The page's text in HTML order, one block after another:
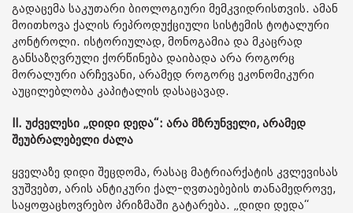
გადაცემა საკუთარი ბიოლოგიური მემკვიდრისთვის. ამან
მოითხოვა ქალის რეპროდუქციული სისტემის ტოტალური
კონტროლი. ისტორიულად, მონოგამია და მკაცრად
განსაზღვრული ქორწინება დაიბადა არა როგორც
მორალური არჩევანი, არამედ როგორც ეკონომიკური
აუცილებლობა კაპიტალის დასაცავად.
II. უძველესი „დიდი დედა“: არა მზრუნველი, არამედ
შეუბრალებელი ძალა
ყველაზე დიდი შეცდომა, რასაც მატრიარქატის კვლევისას
ვუშვებთ, არის ანტიკური ქალ-ღვთაებების თანამედროვე,
საყოფაცხოვრებო პრიზმაში გატარება. „დიდი დედა“